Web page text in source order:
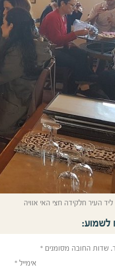
העיר חלקידה חצי האי אוויה
לשמוע:
שדות החובה מסומנים *
אימייל *